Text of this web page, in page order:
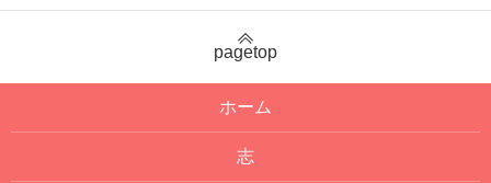
pagetop
ホーム
志